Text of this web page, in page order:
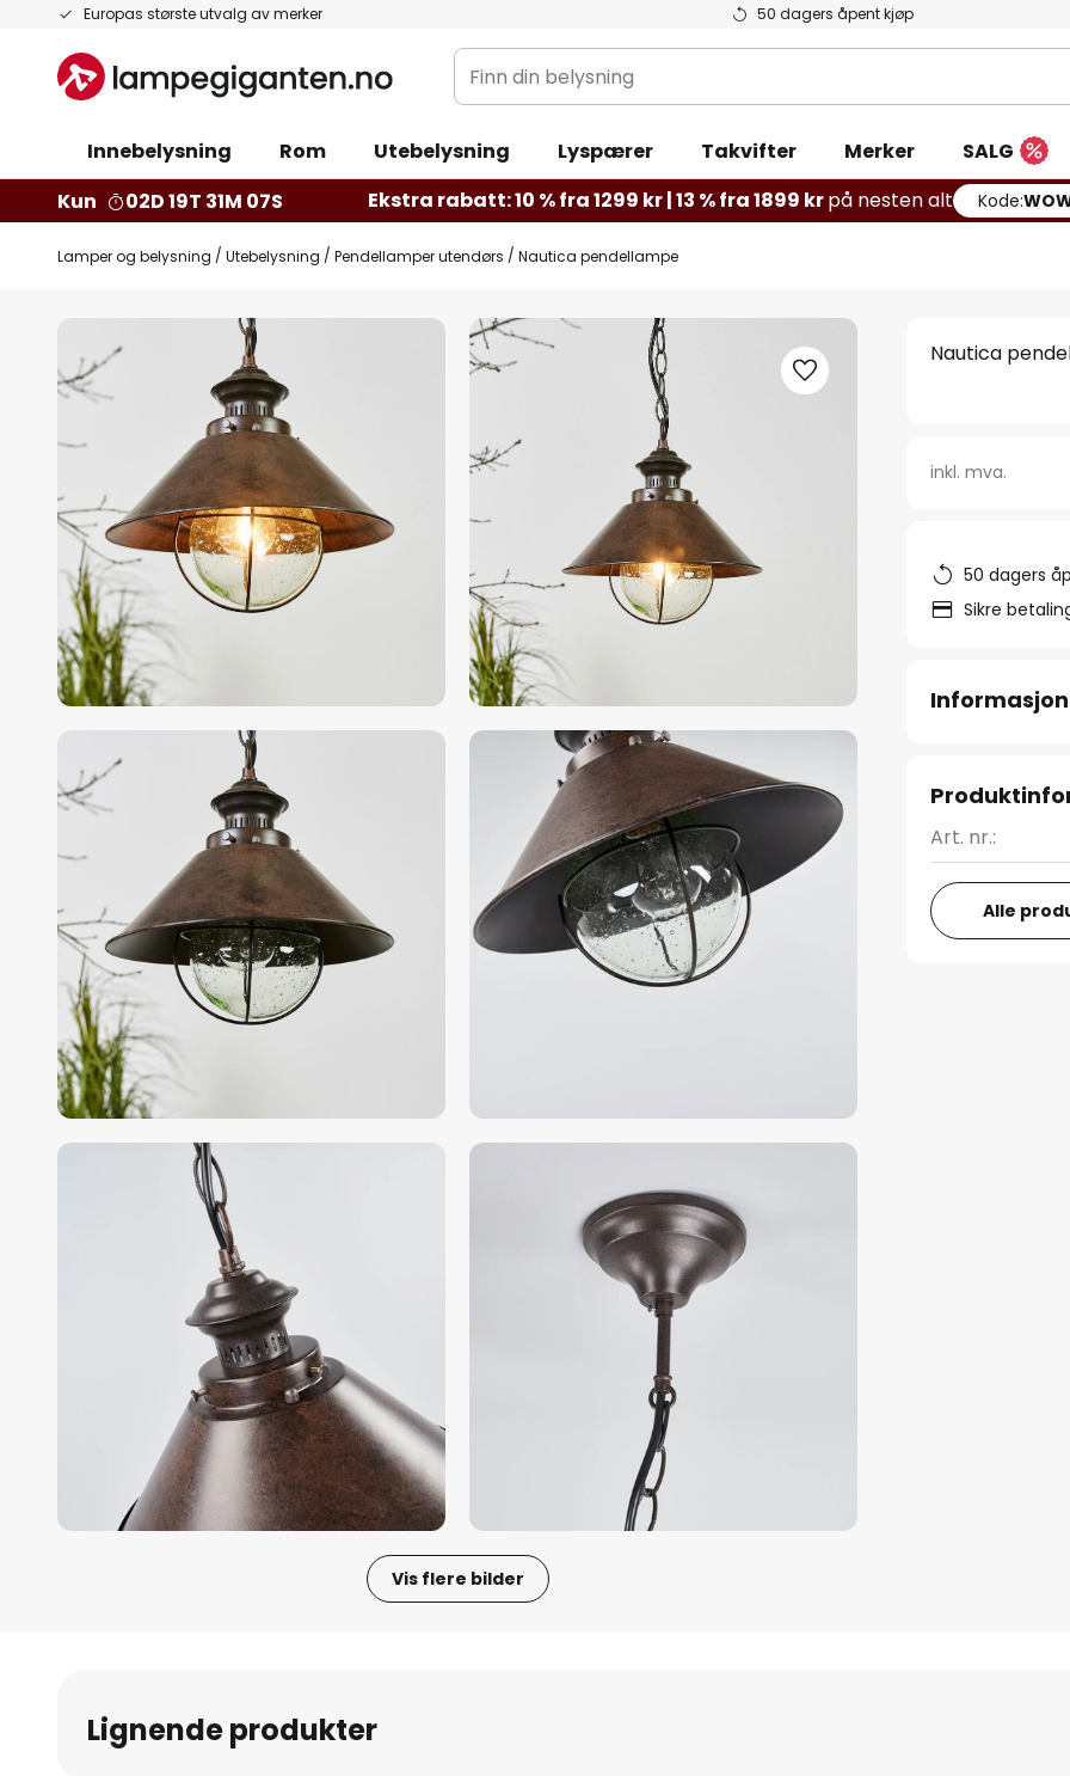
Europas største utvalg av merker 50 dagers åpent kjøp
Hopp
innhold
Finn
din
Innebelysning
Rom Utebelysning Lyspærer Takvifter Merker
SALG
Kun
02D 19T 31M 06S Ekstra rabatt: 10 % fra 1299 kr | 13 % fra 1899 krpå nesten alt Kode:
Lamper og belysning Utebelysning Pendellamper utendørs Nautica pendellampe
slutten
bildegalleri
Vis flere bilder
bildegalleri
Nautica
inkl. mva.
50 dagers
Sikre
Art. nr.:
Alle
Lignende produkter